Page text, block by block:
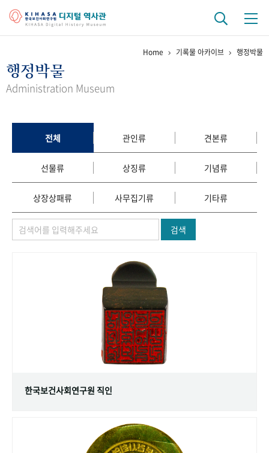
걸어온 길 기관 변천사
정책과 연구 키워드로 보는 연구 역사
연구자들
간행물 변천사
기록물 아카이브
사진 아카이브 문서 기록물 행정박물 영상 기록물
숫자로 보는 50년 50+1
Home 기록물 아카이브 행정박물
행정박물
Administration Museum
전체 관인류 견본류
선물류 상징류 기념류
상장상패류 사무집기류 기타류
검색
한국보건사회연구원 직인